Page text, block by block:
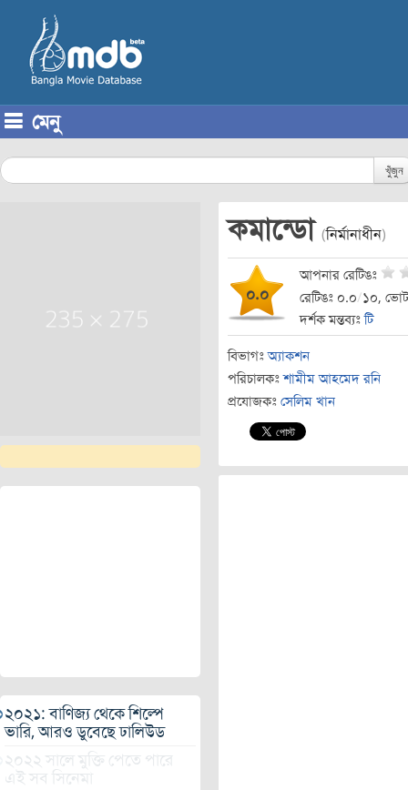
মেনু
খুঁজুন
২০২১: বাণিজ্য থেকে শিল্পে
ভারি, আরও ডুবেছে ঢালিউড
২০২২ সালে মুক্তি পেতে পারে
এই সব সিনেমা
কমান্ডো (নির্মানাধীন)
০.০
আপনার রেটিঙঃ
রেটিঙঃ ০.০/১০,
দর্শক মন্তব্যঃটি
বিভাগঃ অ্যাকশন
পরিচালকঃ শামীম আহমেদ রনি
প্রযোজকঃ সেলিম খান